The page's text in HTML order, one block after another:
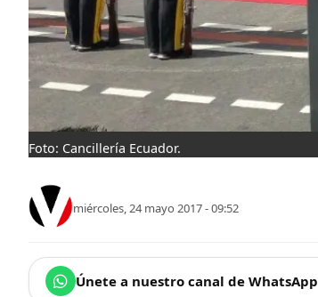
Foto: Cancillería Ecuador.
miércoles, 24 mayo 2017 - 09:52
Únete a nuestro canal de WhatsApp